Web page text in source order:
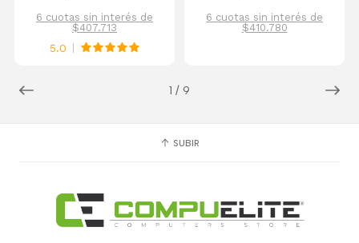
1 / 9
6 cuotas sin interés de
$407.713
5.0
6 cuotas sin interés de
$410.780
SUBIR